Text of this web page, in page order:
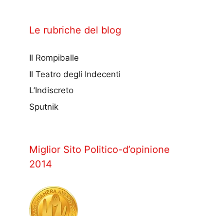
Le rubriche del blog
Il Rompiballe
Il Teatro degli Indecenti
L’Indiscreto
Sputnik
Miglior Sito Politico-d’opinione
2014